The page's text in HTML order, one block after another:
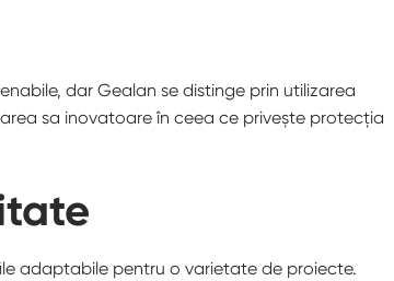
dar Gealan se distinge prin utilizarea
sa inovatoare în ceea ce privește protecția
adaptabile pentru o varietate de proiecte.